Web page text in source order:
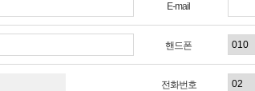
E-mail
핸드폰
전화번호